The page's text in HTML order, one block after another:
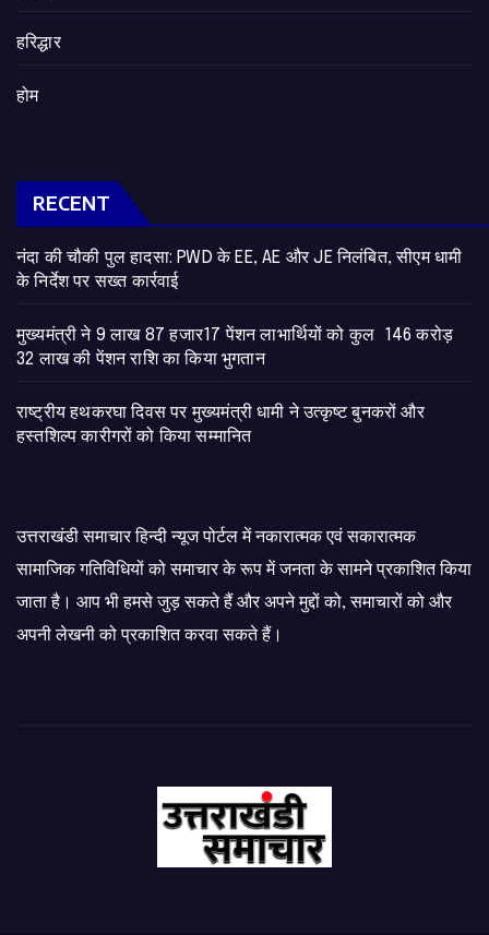
हरिद्धार
होम
RECENT
नंदा की चौकी पुल हादसा: PWD के EE, AE और JE निलंबित, सीएम धामी
के निर्देश पर सख्त कार्रवाई
मुख्यमंत्री ने 9 लाख 87 हजार17 पेंशन लाभार्थियों को कुल 146 करोड़
32 लाख की पेंशन राशि का किया भुगतान
राष्ट्रीय हथकरघा दिवस पर मुख्यमंत्री धामी ने उत्कृष्ट बुनकरों और
हस्तशिल्प कारीगरों को किया सम्मानित
उत्तराखंडी समाचार हिन्दी न्यूज पोर्टल में नकारात्मक एवं सकारात्मक
सामाजिक गतिविधियों को समाचार के रूप में जनता के सामने प्रकाशित किया
जाता है। आप भी हमसे जुड़ सकते हैं और अपने मुद्दों को, समाचारों को और
अपनी लेखनी को प्रकाशित करवा सकते हैं।